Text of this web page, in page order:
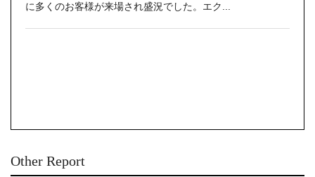
に多くのお客様が来場され盛況でした。エク...
Other Report